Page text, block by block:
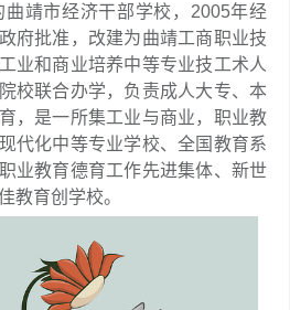
靖市经济干部学校，2005年经
府批准，改建为曲靖工商职业技
业和商业培养中等专业技工术人
校联合办学，负责成人大专、本
，是一所集工业与商业，职业教
代化中等专业学校、全国教育系
业教育德育工作先进集体、新世
教育创学校。